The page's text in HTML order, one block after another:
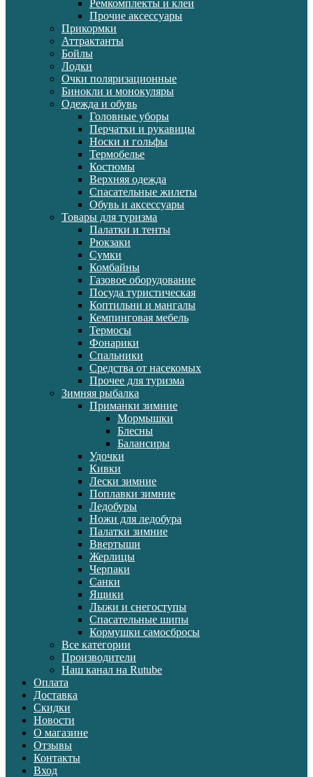
Ремкомплекты и клеи
Прочие аксессуары
Прикормки
Аттрактанты
Бойлы
Лодки
Очки поляризационные
Бинокли и монокуляры
Одежда и обувь
Головные уборы
Перчатки и рукавицы
Носки и гольфы
Термобелье
Костюмы
Верхняя одежда
Спасательные жилеты
Обувь и аксессуары
Товары для туризма
Палатки и тенты
Рюкзаки
Сумки
Комбайны
Газовое оборудование
Посуда туристическая
Коптильни и мангалы
Кемпинговая мебель
Термосы
Фонарики
Спальники
Средства от насекомых
Прочее для туризма
Зимняя рыбалка
Приманки зимние
Мормышки
Блесны
Балансиры
Удочки
Кивки
Лески зимние
Поплавки зимние
Ледобуры
Ножи для ледобура
Палатки зимние
Ввертыши
Жерлицы
Черпаки
Санки
Ящики
Лыжи и снегоступы
Спасательные шипы
Кормушки самосбросы
Все категории
Производители
Наш канал на Rutube
Оплата
Доставка
Скидки
Новости
О магазине
Отзывы
Контакты
Вход